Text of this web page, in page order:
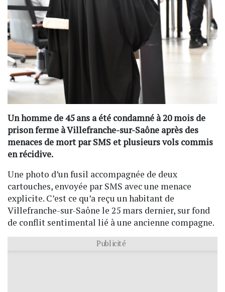
Un homme de 45 ans a été condamné à 20 mois de
prison ferme à Villefranche-sur-Saône après des
menaces de mort par SMS et plusieurs vols commis
en récidive.
Une photo d’un fusil accompagnée de deux
cartouches, envoyée par SMS avec une menace
explicite. C’est ce qu’a reçu un habitant de
Villefranche-sur-Saône le 25 mars dernier, sur fond
de conflit sentimental lié à une ancienne compagne.
Publicité